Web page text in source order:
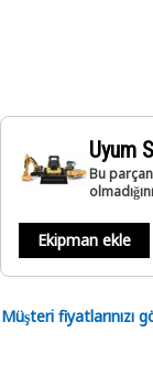
Uyum
Bu
Ekipman ekle
Müşteri fiyatlarınızı